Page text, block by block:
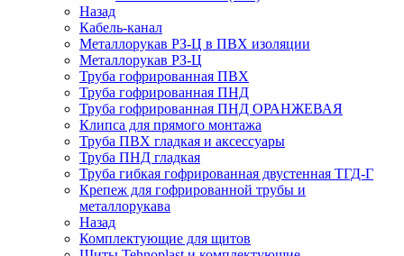
Назад
Кабель-канал
Металлорукав РЗ-Ц в ПВХ изоляции
Металлорукав РЗ-Ц
Труба гофрированная ПВХ
Труба гофрированная ПНД
Труба гофрированная ПНД ОРАНЖЕВАЯ
Клипса для прямого монтажа
Труба ПВХ гладкая и аксессуары
Труба ПНД гладкая
Труба гибкая гофрированная двустенная ТГД-Г
Крепеж для гофрированной трубы и
металлорукава
Назад
Комплектующие для щитов